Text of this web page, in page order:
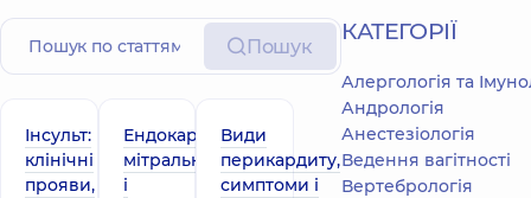
Пошук
Інсульт:
клінічні
прояви,
Ендокардит
мітрального
і
Види
перикардиту,
симптоми і
КАТЕГОРІЇ
Алергологія та
Андрологія
Анестезіологія
Ведення вагітності
Вертебрологія